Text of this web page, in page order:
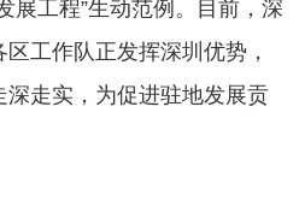
展工程”生动范例。目前，深
工作队正发挥深圳优势，
走实，为促进驻地发展贡